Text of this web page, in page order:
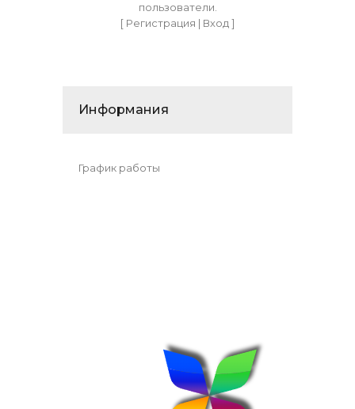
пользователи.
[ Регистрация | Вход]
Информания
График работы